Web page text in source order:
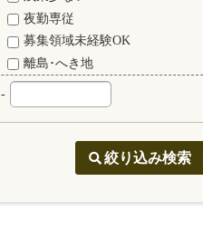
夜勤専従
募集領域未経験OK
離島･へき地
-